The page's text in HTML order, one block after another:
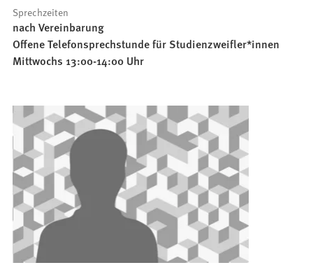
Sprechzeiten
nach Vereinbarung
Offene Telefonsprechstunde für Studienzweifler*innen
Mittwochs 13:00-14:00 Uhr